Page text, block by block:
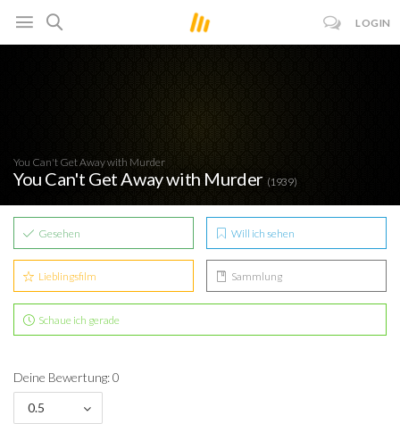
LOGIN
You Can't Get Away with Murder
You Can't Get Away with Murder (1939)
Gesehen Will ich sehen
Lieblingsfilm Sammlung
Schaue ich gerade
Deine Bewertung: 0
0.5